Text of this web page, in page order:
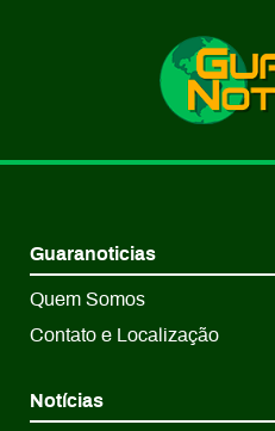
Guaranoticias
Quem Somos
Contato e Localização
Notícias